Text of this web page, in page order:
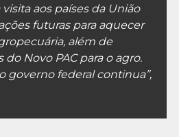
aos países da União
futuras para aquecer
além de
Novo PAC para o agro.
governo federal continua”,